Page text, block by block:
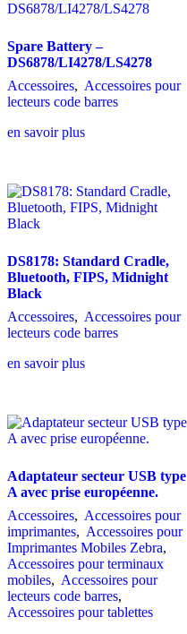
Spare Battery –
DS6878/LI4278/LS4278
Accessoires, Accessoires pour
lecteurs code barres
en savoir plus
DS8178: Standard Cradle,
Bluetooth, FIPS, Midnight
Black
Accessoires, Accessoires pour
lecteurs code barres
en savoir plus
Adaptateur secteur USB type
A avec prise européenne.
Accessoires, Accessoires pour
imprimantes, Accessoires pour
Imprimantes Mobiles Zebra,
Accessoires pour terminaux
mobiles, Accessoires pour
lecteurs code barres,
Accessoires pour tablettes